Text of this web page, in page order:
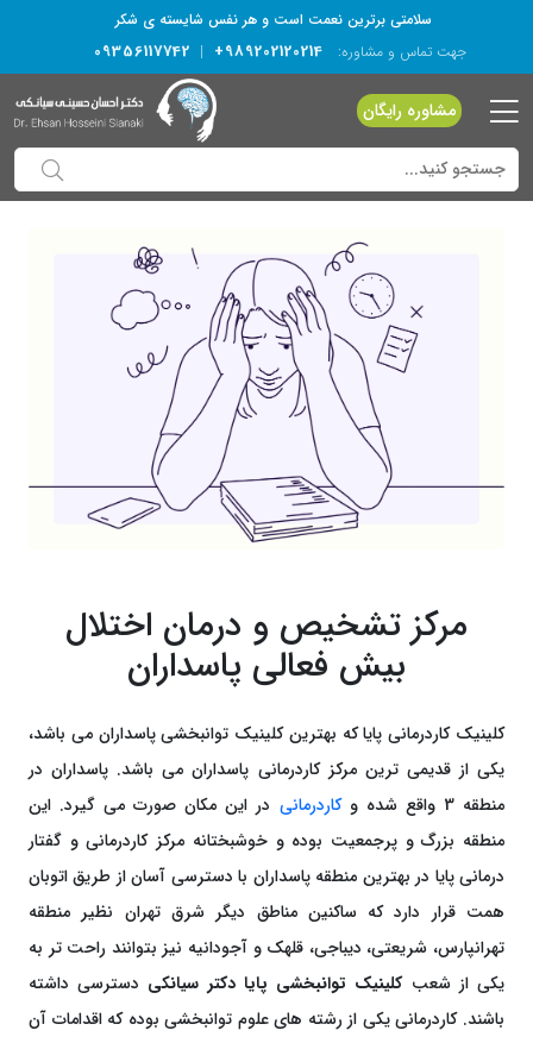
سلامتی برترین نعمت است و هر نفس شایسته­ ی شکر
جهت تماس و مشاوره:
+989202120214
|
09356117742
مشاوره رایگان
مرکز تشخیص و درمان اختلال
بیش فعالی پاسداران
کلینیک کاردرمانی پایا که بهترین کلینیک توانبخشی پاسداران می باشد،
یکی از قدیمی ترین مرکز کاردرمانی پاسداران می باشد. پاسداران در
منطقه 3 واقع شده و
کاردرمانی در این مکان صورت می گیرد. این
منطقه بزرگ و پرجمعیت بوده و خوشبختانه مرکز کاردرمانی و گفتار
درمانی پایا در بهترین منطقه پاسداران با دسترسی آسان از طریق اتوبان
همت قرار دارد که ساکنین مناطق دیگر شرق تهران نظیر منطقه
تهرانپارس، شریعتی، دیباجی، قلهک و آجودانیه نیز بتوانند راحت تر به
یکی از شعبکلینیک توانبخشی پایا دکتر سیانکی دسترسی داشته
باشند. کاردرمانی یکی از رشته های علوم توانبخشی بوده که اقدامات آن